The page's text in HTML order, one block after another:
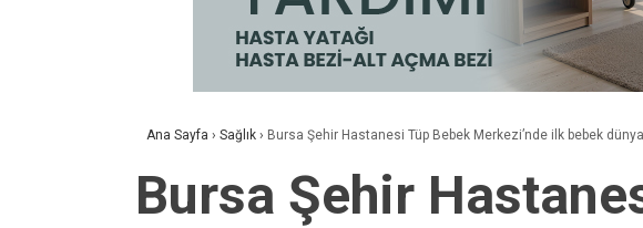
Ana Sayfa › Sağlık › Bursa Şehir Hastanesi Tüp Bebek Merkezi’nde ilk bebek
Bursa Şehir